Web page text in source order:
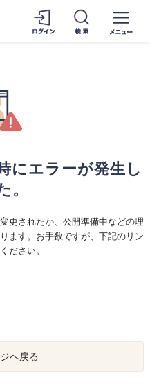
にエラーが発生し
。
更されたか、公開準備中などの理
ます。お手数ですが、下記のリン
ださい。
へ戻る